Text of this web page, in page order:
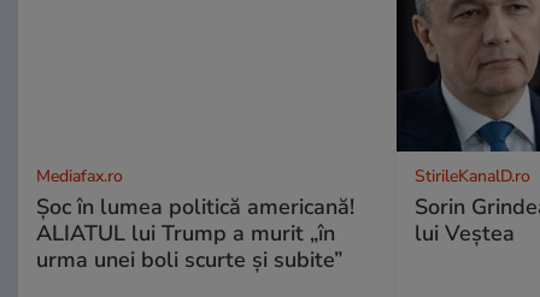
Mediafax.ro
Șoc în lumea politică americană!
ALIATUL lui Trump a murit „în
urma unei boli scurte și subite”
StirileKanalD.ro
Sorin
lui Veștea